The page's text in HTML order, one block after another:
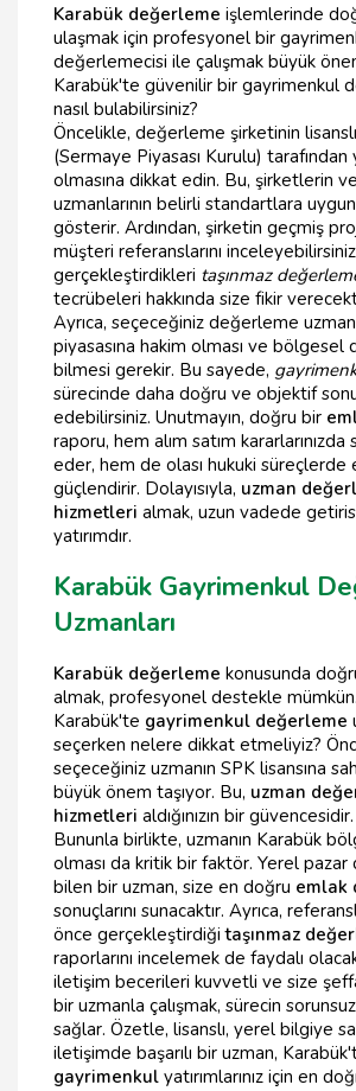
Karabük değerleme işlemlerinde
ulaşmak için profesyonel bir
değerlemecisi ile çalışmak büyük
Karabük'te güvenilir bir gayrimenkul
nasıl bulabilirsiniz?
Öncelikle, değerleme şirketinin
(Sermaye Piyasası Kurulu)
olmasına dikkat edin. Bu, şirketlerin
uzmanlarının belirli standartlara uygun
gösterir. Ardından, şirketin geçmiş
müşteri referanslarını
gerçekleştirdikleri taşınmaz
tecrübeleri hakkında size fikir
Ayrıca, seçeceğiniz değerleme
piyasasına hakim olması ve bölgesel
bilmesi gerekir. Bu sayede,
sürecinde daha doğru ve objektif
edebilirsiniz. Unutmayın, doğru bir
raporu, hem alım satım
eder, hem de olası hukuki süreçlerde
güçlendirir. Dolayısıyla, uzman
hizmetleri almak, uzun vadede
yatırımdır.
Karabük Gayrimenkul
Uzmanları
Karabük değerleme konusunda
almak, profesyonel destekle
Karabük'te gayrimenkul değerleme
seçerken nelere dikkat etmeliyiz?
seçeceğiniz uzmanın SPK lisansına
büyük önem taşıyor. Bu, uzman
hizmetleri aldığınızın bir güvencesidir.
Bununla birlikte, uzmanın Karabük
olması da kritik bir faktör. Yerel pazar
bilen bir uzman, size en doğru emlak
sonuçlarını sunacaktır. Ayrıca,
önce gerçekleştirdiğitaşınmaz
raporlarını incelemek de faydalı
iletişim becerileri kuvvetli ve size
bir uzmanla çalışmak, sürecin
sağlar. Özetle, lisanslı, yerel bilgiye
iletişimde başarılı bir uzman,
gayrimenkul yatırımlarınız için en